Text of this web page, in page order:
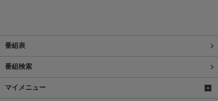
番組表
番組検索
マイメニュー